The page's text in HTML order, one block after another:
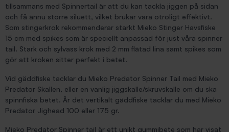
tillsammans med Spinnertail är att du kan tackla jiggen på sidan
och få ännu större siluett, vilket brukar vara otroligt effektivt.
Som stingerkrok rekommenderar starkt Mieko Stinger Havsfiske
15 cm med spikes som är speciellt anpassad för just våra spinner
tail. Stark och sylvass krok med 2 mm flätad lina samt spikes som
gör att kroken sitter perfekt i betet.
Vid gäddfiske tacklar du Mieko Predator Spinner Tail med Mieko
Predator Skallen, eller en vanlig jiggskalle/skruvskalle om du ska
spinnfiska betet. Är det vertikalt gäddfiske tacklar du med Mieko
Predator Jighead 100 eller 175 gr.
Mieko Predator Spinner tail är ett unikt gummibete som har visat